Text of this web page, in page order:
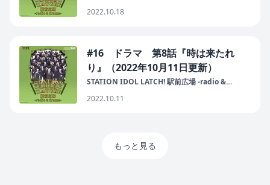
2022.10.18
#16 ドラマ 第8話『時は来たれ
り』（2022年10月11日更新）
STATION IDOL LATCH! 駅前広場 -radio &
2022.10.11
もっと見る